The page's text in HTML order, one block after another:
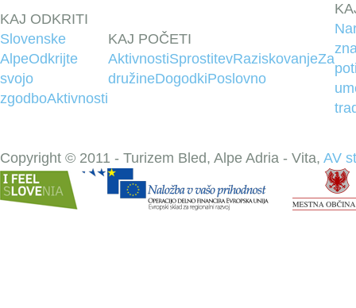
KAJ ODKRITI
Slovenske
AlpeOdkrijte
svojo
zgodboAktivnosti
KAJ POČETI
AktivnostiSprostitevRaziskovanjeZa
družineDogodkiPoslovno
Copyright © 2011 - Turizem Bled, Alpe Adria - Vita, AV